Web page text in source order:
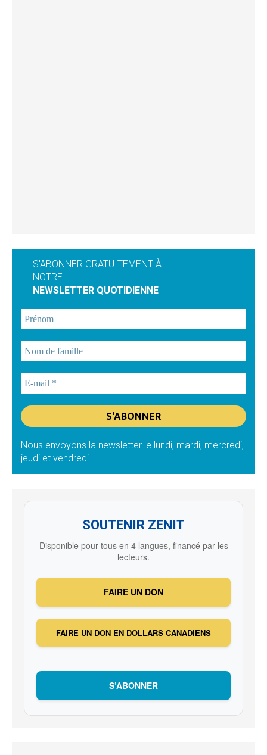
S'ABONNER GRATUITEMENT À
NOTRE
NEWSLETTER QUOTIDIENNE
Nous envoyons la newsletter le lundi, mardi, mercredi,
jeudi et vendredi
SOUTENIR ZENIT
Disponible pour tous en 4 langues, financé par les
lecteurs.
FAIRE UN DON
FAIRE UN DON EN DOLLARS CANADIENS
S’ABONNER